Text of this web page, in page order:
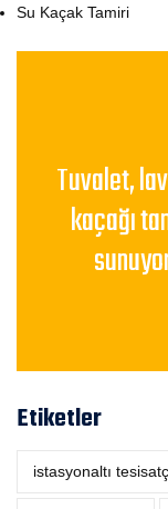
Su Kaçak Tamiri
Tuvalet,
kaçağı
Etiketler
istasyonaltı